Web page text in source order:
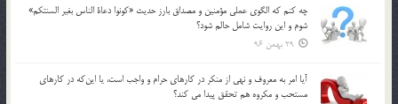
چه كنم كه الگوي عملي مؤمنين و مصداق بارز حديث «كونوا دعاة الناس بغير السنتكم»
شوم و اين روايت شامل حالم شود؟
29 بهمن 96
آيا امر به معروف و نهي از منكر در كارهاي حرام و واجب است، يا اين‌كه در كارهاي
مستحب و مكروه هم تحقق پيدا مي كند؟